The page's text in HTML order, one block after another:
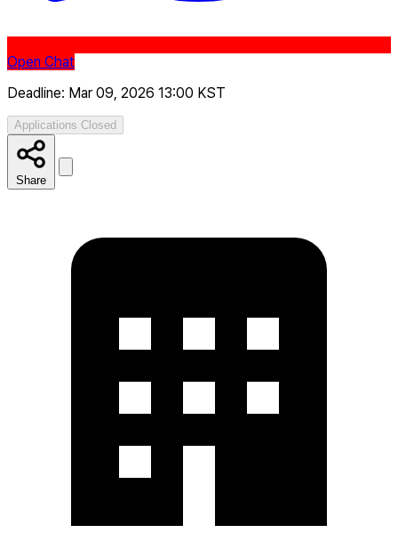
Open Chat
Deadline: Mar 09, 2026 13:00 KST
Applications Closed
Share